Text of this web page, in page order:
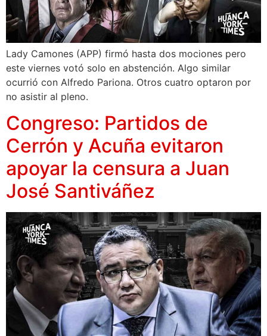
Lady Camones (APP) firmó hasta dos mociones pero
este viernes votó solo en abstención. Algo similar
ocurrió con Alfredo Pariona. Otros cuatro optaron por
no asistir al pleno.
Congreso: Partidos de
Cerrón y Acuña evitaron
apoyar la censura a Juan
José Santiváñez